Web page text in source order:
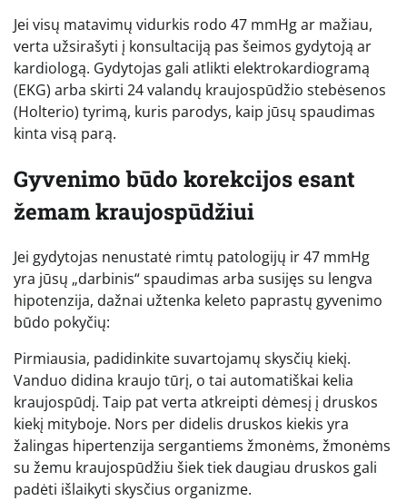
Jei visų matavimų vidurkis rodo 47 mmHg ar mažiau,
verta užsirašyti į konsultaciją pas šeimos gydytoją ar
kardiologą. Gydytojas gali atlikti elektrokardiogramą
(EKG) arba skirti 24 valandų kraujospūdžio stebėsenos
(Holterio) tyrimą, kuris parodys, kaip jūsų spaudimas
kinta visą parą.
Gyvenimo būdo korekcijos esant
žemam kraujospūdžiui
Jei gydytojas nenustatė rimtų patologijų ir 47 mmHg
yra jūsų „darbinis“ spaudimas arba susijęs su lengva
hipotenzija, dažnai užtenka keleto paprastų gyvenimo
būdo pokyčių:
Pirmiausia, padidinkite suvartojamų skysčių kiekį.
Vanduo didina kraujo tūrį, o tai automatiškai kelia
kraujospūdį. Taip pat verta atkreipti dėmesį į druskos
kiekį mityboje. Nors per didelis druskos kiekis yra
žalingas hipertenzija sergantiems žmonėms, žmonėms
su žemu kraujospūdžiu šiek tiek daugiau druskos gali
padėti išlaikyti skysčius organizme.